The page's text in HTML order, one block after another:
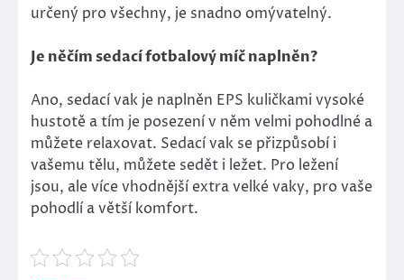
určený pro všechny, je snadno omývatelný.
Je něčím sedací fotbalový míč naplněn?
Ano, sedací vak je naplněn EPS kuličkami vysoké
hustotě a tím je posezení v něm velmi pohodlné a
můžete relaxovat. Sedací vak se přizpůsobí i
vašemu tělu, můžete sedět i ležet. Pro ležení
jsou, ale více vhodnější extra velké vaky, pro vaše
pohodlí a větší komfort.